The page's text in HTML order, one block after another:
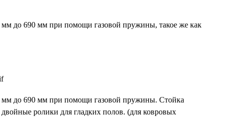
мм до 690 мм при помощи газовой пружины, такое же как
мм до 690 мм при помощи газовой пружины. Стойка
ролики для гладких полов. (для ковровых